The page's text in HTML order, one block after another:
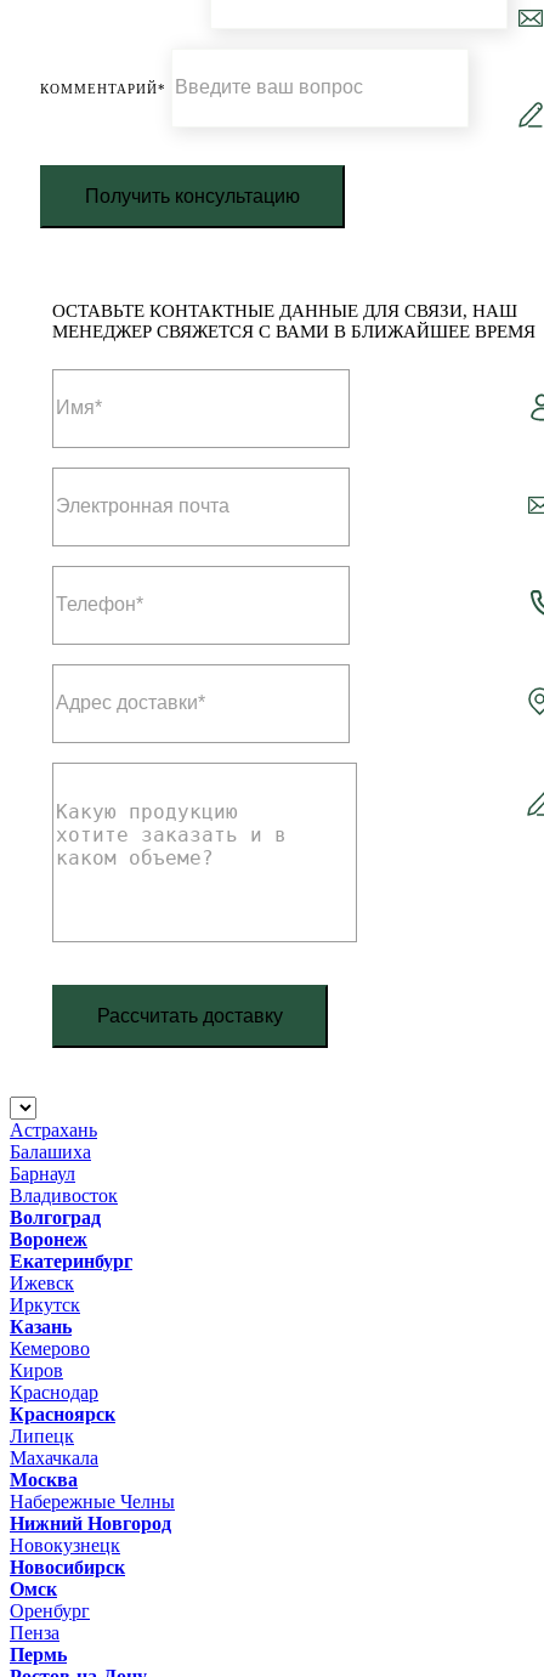
КОММЕНТАРИЙ*
Получить консультацию
ОСТАВЬТЕ КОНТАКТНЫЕ ДАННЫЕ ДЛЯ СВЯЗИ, НАШ
МЕНЕДЖЕР СВЯЖЕТСЯ С ВАМИ В БЛИЖАЙШЕЕ ВРЕМЯ
Рассчитать доставку
Астрахань
Балашиха
Барнаул
Владивосток
Волгоград
Воронеж
Екатеринбург
Ижевск
Иркутск
Казань
Кемерово
Киров
Краснодар
Красноярск
Липецк
Махачкала
Москва
Набережные Челны
Нижний Новгород
Новокузнецк
Новосибирск
Омск
Оренбург
Пенза
Пермь